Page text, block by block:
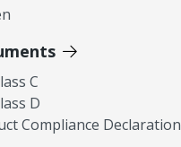
C
D
Compliance Declaration